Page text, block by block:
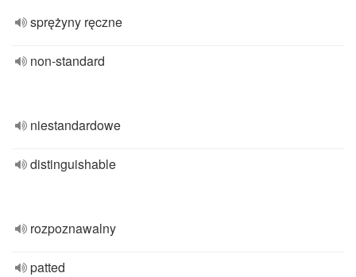
sprężyny ręczne
non-standard
niestandardowe
distinguishable
rozpoznawalny
patted